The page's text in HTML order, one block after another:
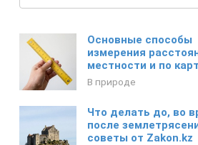
Основные способы
измерения
местности и по
В природе
Что делать до, во
после
советы от Zakon.kz